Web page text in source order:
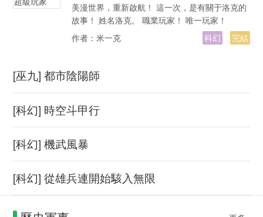
美漫世界，重新啟航！ 這一次，是有關于洛克的
故事！ 姓名洛克。 職業玩家！ 唯一玩家！
作者： 米一克 科幻 完結
[巫九] 都市陰陽師
[科幻] 時空斗甲行
[科幻] 機武風暴
[科幻] 從雄兵連開始駭入無限